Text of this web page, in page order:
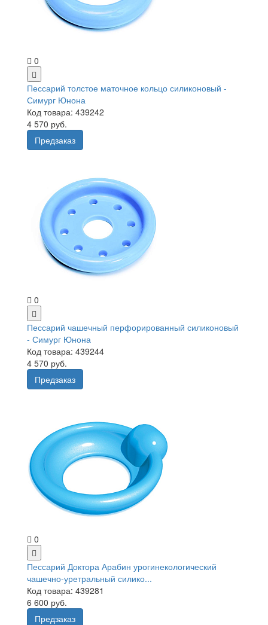
0
Пессарий толстое маточное кольцо силиконовый -
Симург Юнона
Код товара: 439242
4 570 руб.
Предзаказ
0
Пессарий чашечный перфорированный силиконовый
- Симург Юнона
Код товара: 439244
4 570 руб.
Предзаказ
0
Пессарий Доктора Арабин урогинекологический
чашечно-уретральный силико...
Код товара: 439281
6 600 руб.
Предзаказ